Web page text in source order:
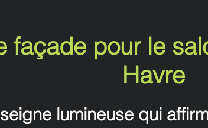
façade pour le
Havre
lumineuse qui